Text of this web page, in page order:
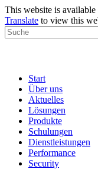
This website is available
Translate to view this
Start
Über uns
Aktuelles
Lösungen
Produkte
Schulungen
Dienstleistungen
Performance
Security